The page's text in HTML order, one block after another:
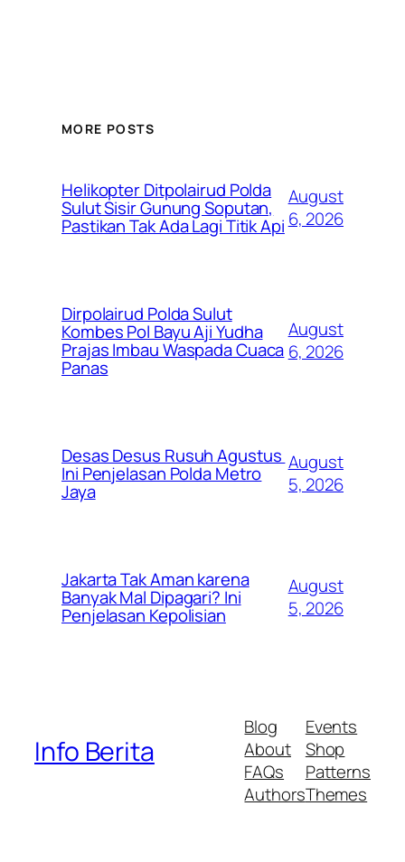
MORE POSTS
Helikopter Ditpolairud Polda
Sulut Sisir Gunung Soputan,
Pastikan Tak Ada Lagi Titik Api
August
6, 2026
Dirpolairud Polda Sulut
Kombes Pol Bayu Aji Yudha
Prajas Imbau Waspada Cuaca
Panas
August
6, 2026
Desas Desus Rusuh Agustus
Ini Penjelasan Polda Metro
Jaya
August
5, 2026
Jakarta Tak Aman karena
Banyak Mal Dipagari? Ini
Penjelasan Kepolisian
August
5, 2026
Info Berita
Blog
About
FAQs
Authors
Events
Shop
Patterns
Themes